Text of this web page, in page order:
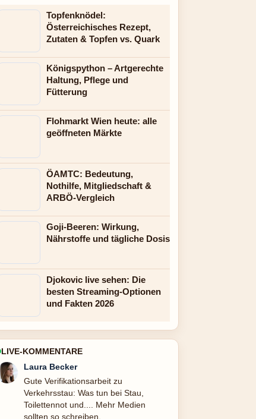
Topfenknödel:
Österreichisches Rezept,
Zutaten & Topfen vs. Quark
Königspython – Artgerechte
Haltung, Pflege und
Fütterung
Flohmarkt Wien heute: alle
geöffneten Märkte
ÖAMTC: Bedeutung,
Nothilfe, Mitgliedschaft &
ARBÖ-Vergleich
Goji-Beeren: Wirkung,
Nährstoffe und tägliche Dosis
Djokovic live sehen: Die
besten Streaming-Optionen
und Fakten 2026
LIVE-KOMMENTARE
Nico Hoffmann
Starke Einordnung zu Flohmarkt Wien
heute: alle geöffneten Märkte. Das ist
die klarste Zusammenfassung, die ich
heute gesehen habe.